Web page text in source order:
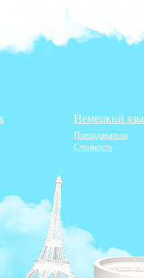
Немецкий
Преподаватели
Стоимость